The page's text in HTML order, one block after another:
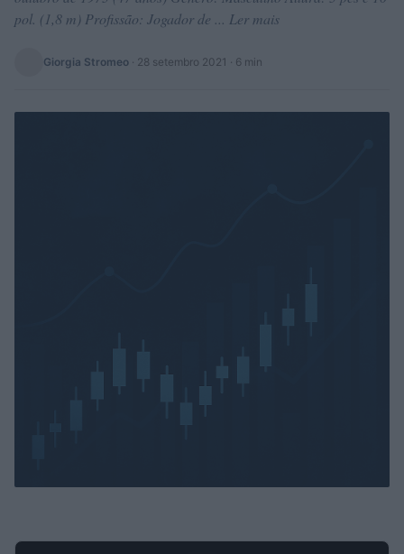
pol. (1,8 m) Profissão: Jogador de ... Ler mais
Giorgia Stromeo · 28 setembro 2021 · 6 min